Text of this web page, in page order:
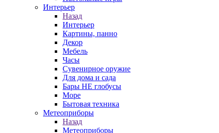
Интерьер
Назад
Интерьер
Картины, панно
Декор
Мебель
Часы
Сувенирное оружие
Для дома и сада
Бары НЕ глобусы
Море
Бытовая техника
Метеоприборы
Назад
Метеоприборы